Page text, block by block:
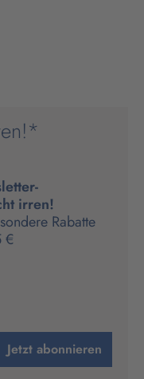
irren!
Rabatte
€
Jetzt abonnieren